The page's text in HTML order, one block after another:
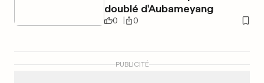
doublé d'Aubameyang
0 0
PUBLICITÉ